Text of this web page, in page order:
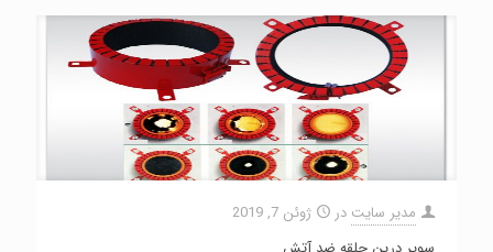
مدیر سایت در
ژوئن 7, 2019